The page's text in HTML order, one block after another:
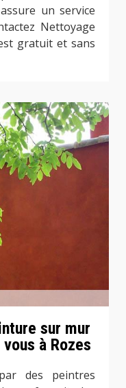
un service
Nettoyage
gratuit et sans
sur mur
à Rozes
des peintres